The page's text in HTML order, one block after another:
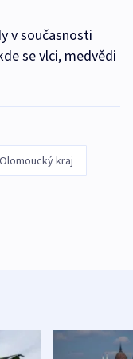
v současnosti
se vlci, medvědi
Olomoucký kraj